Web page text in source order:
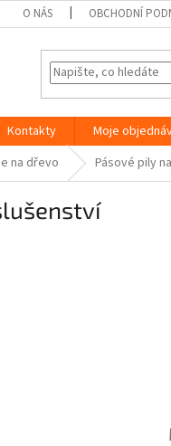
O NÁS OBCHODNÍ
Kontakty
Moje
na dřevo Pásové pily